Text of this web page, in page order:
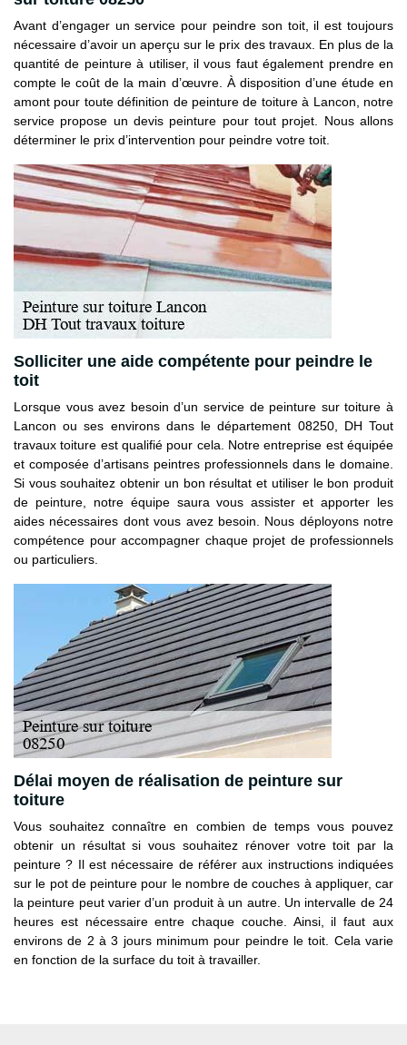
Avant d’engager un service pour peindre son toit, il est toujours
nécessaire d’avoir un aperçu sur le prix des travaux. En plus de la
quantité de peinture à utiliser, il vous faut également prendre en
compte le coût de la main d’œuvre. À disposition d’une étude en
amont pour toute définition de peinture de toiture à Lancon, notre
service propose un devis peinture pour tout projet. Nous allons
déterminer le prix d’intervention pour peindre votre toit.
Solliciter une aide compétente pour peindre le
toit
Lorsque vous avez besoin d’un service de peinture sur toiture à
Lancon ou ses environs dans le département 08250, DH Tout
travaux toiture est qualifié pour cela. Notre entreprise est équipée
et composée d’artisans peintres professionnels dans le domaine.
Si vous souhaitez obtenir un bon résultat et utiliser le bon produit
de peinture, notre équipe saura vous assister et apporter les
aides nécessaires dont vous avez besoin. Nous déployons notre
compétence pour accompagner chaque projet de professionnels
ou particuliers.
Délai moyen de réalisation de peinture sur
toiture
Vous souhaitez connaître en combien de temps vous pouvez
obtenir un résultat si vous souhaitez rénover votre toit par la
peinture ? Il est nécessaire de référer aux instructions indiquées
sur le pot de peinture pour le nombre de couches à appliquer, car
la peinture peut varier d’un produit à un autre. Un intervalle de 24
heures est nécessaire entre chaque couche. Ainsi, il faut aux
environs de 2 à 3 jours minimum pour peindre le toit. Cela varie
en fonction de la surface du toit à travailler.